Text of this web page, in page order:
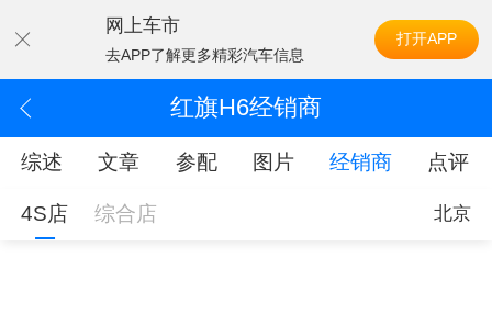
网上车市
去APP了解更多精彩汽车信息
打开APP
红旗H6经销商
综述 文章 参配 图片 经销商 点评
4S店 综合店 北京